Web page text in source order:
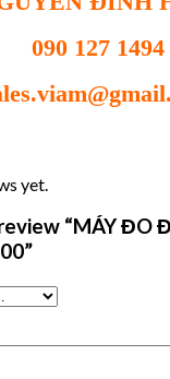
090 127 1494
yet.
“MÁY ĐO